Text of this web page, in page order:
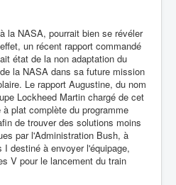
la NASA, pourrait bien se révéler
un récent rapport commandé
état de la non adaptation du
la NASA dans sa future mission
Le rapport Augustine, du nom
Lockheed Martin chargé de cet
plat complète du programme
de trouver des solutions moins
par l'Administration Bush, à
destiné à envoyer l'équipage,
V pour le lancement du train